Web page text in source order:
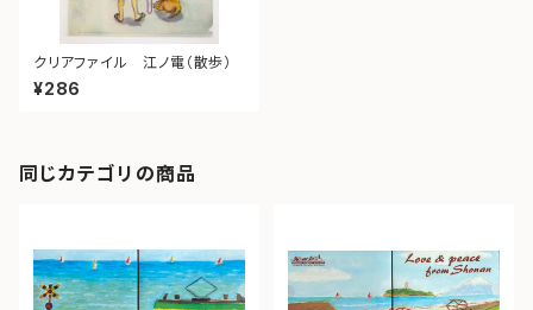
クリアファイル 江ノ電（散歩）
¥286
同じカテゴリの商品